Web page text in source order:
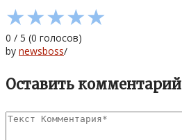
★★★★★
0 / 5 (0 голосов)
by newsboss/
Оставить комментарий